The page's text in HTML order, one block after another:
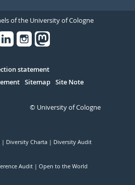
of the University of Cologne
statement
Sitemap Site Note
© University of Cologne
Diversity Charta Diversity Audit
Audit Open to the World